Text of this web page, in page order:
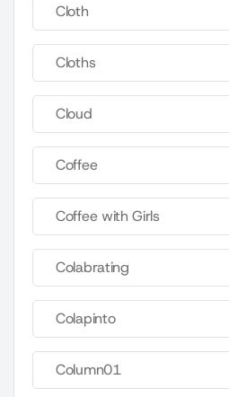
Cloth
Cloths
Cloud
Coffee
Coffee with Girls
Colabrating
Colapinto
Column01